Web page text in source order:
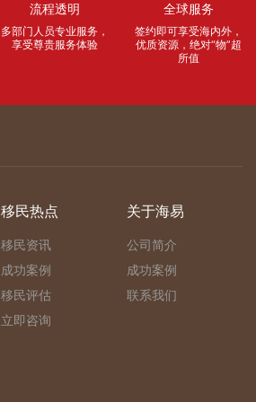
流程透明
多部门人员专业服务，
享受尊贵服务体验
全球服务
签约即可享受海内外，
优质资源，绝对“物”超
所值
移民热点
移民资讯
成功案例
移民评估
立即咨询
关于海易
公司简介
成功案例
联系我们